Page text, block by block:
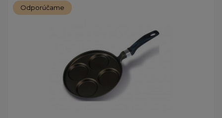
Odporúčame